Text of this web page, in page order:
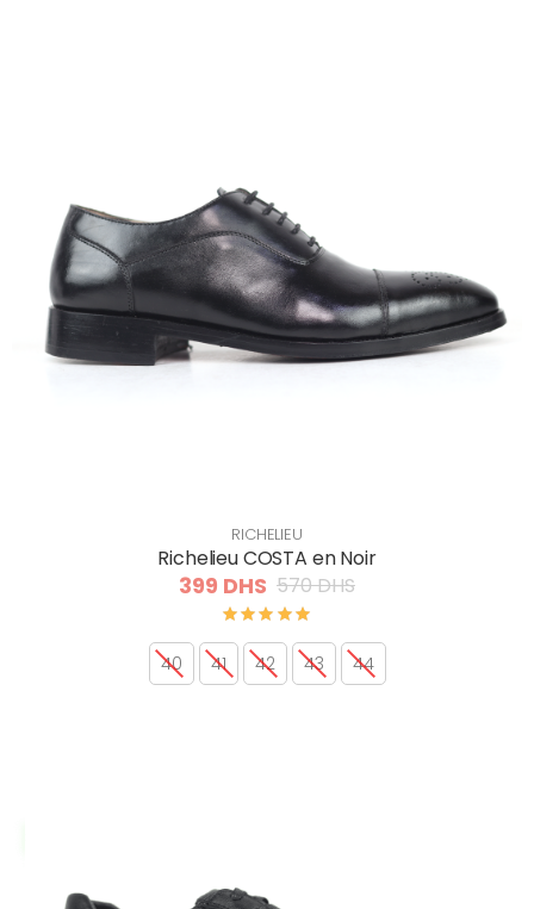
RICHELIEU
Richelieu COSTA en Noir
399 DHS 570 DHS
40 41 42 43 44